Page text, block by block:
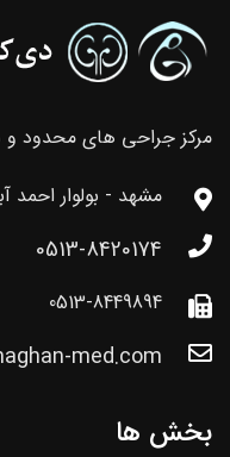
مرکز جراحی های محدود و
مشهد - بولوار احمد
0513-8420174
0513-8449894
med.com
بخش ها